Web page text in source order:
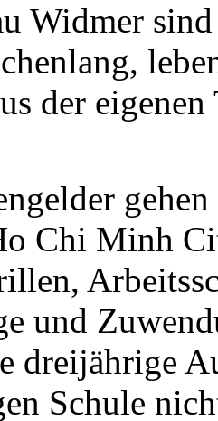
Widmer
der
Chi Minh
und
dreijährige
Schule